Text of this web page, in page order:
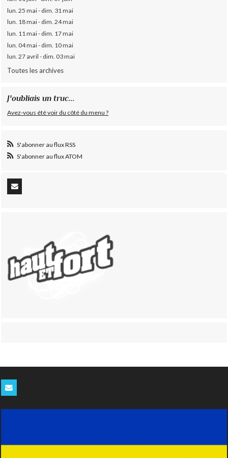
lun. 25 mai - dim. 31 mai
lun. 18 mai - dim. 24 mai
lun. 11 mai - dim. 17 mai
lun. 04 mai - dim. 10 mai
lun. 27 avril - dim. 03 mai
Toutes les archives
J'oubliais un truc...
Avez-vous été voir du côté du menu ?
S'abonner au flux RSS
S'abonner au flux ATOM